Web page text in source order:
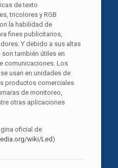
de texto
tricolores y RGB
la habilidad de
fines publicitarios,
Y debido a sus altas
también útiles en
comunicaciones. Los
usan en unidades de
productos comerciales
de monitoreo,
otras aplicaciones
oficial de
wiki/Led)